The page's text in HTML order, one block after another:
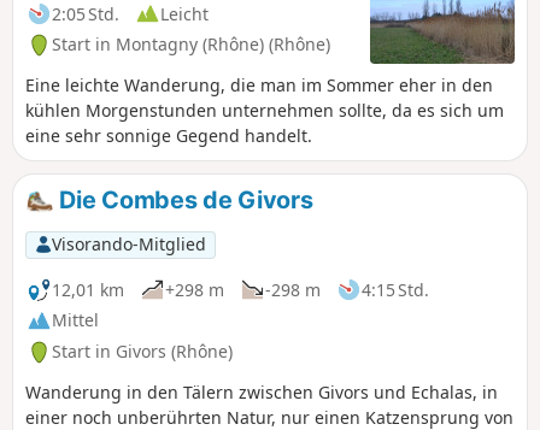
2:05 Std.
Leicht
Start in Montagny (Rhône) (Rhône)
Eine leichte Wanderung, die man im Sommer eher in den
kühlen Morgenstunden unternehmen sollte, da es sich um
eine sehr sonnige Gegend handelt.
Die Combes de Givors
Visorando-Mitglied
12,01 km
+298 m -298 m
4:15 Std.
Mittel
Start in Givors (Rhône)
Wanderung in den Tälern zwischen Givors und Echalas, in
einer noch unberührten Natur, nur einen Katzensprung von